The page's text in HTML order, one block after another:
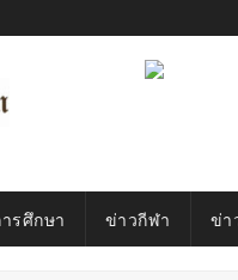
รศึกษา ข่าวกีฬา ข่า